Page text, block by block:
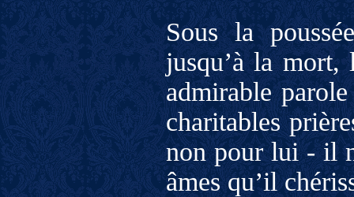
Sous la
jusqu’à la mort,
admirable
charitables
non pour lui - il
âmes qu’il